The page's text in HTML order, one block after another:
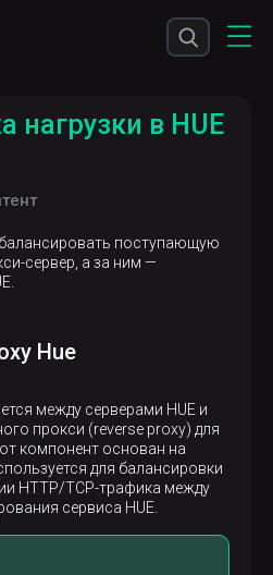
нагрузки в HUE
поступающую
сервер, а за ним —
Hue
между серверами HUE и
прокси (reverse proxy) для
компонент основан на
для балансировки
HTTP/TCP-трафика между
сервиса HUE.